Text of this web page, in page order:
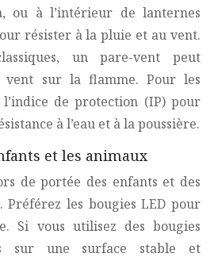
ou à l’intérieur de lanternes
résister à la pluie et au vent.
un pare-vent peut
vent sur la flamme. Pour les
de protection (IP) pour
à l’eau et à la poussière.
et les animaux
de portée des enfants et des
Préférez les bougies LED pour
Si vous utilisez des bougies
sur une surface stable et